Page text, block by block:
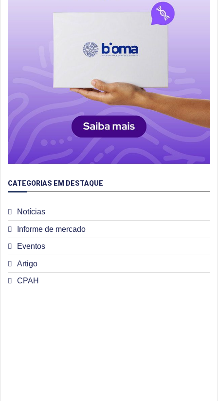
CATEGORIAS EM DESTAQUE
Notícias
Informe de mercado
Eventos
Artigo
CPAH